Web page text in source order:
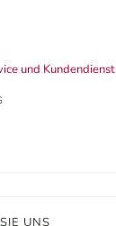
und Kundendienst
UNS